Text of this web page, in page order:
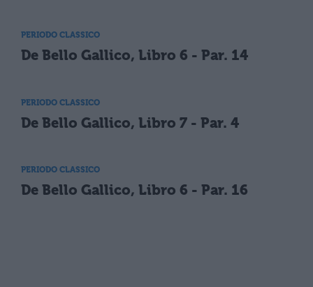
PERIODO CLASSICO
De Bello Gallico, Libro 6 - Par. 14
PERIODO CLASSICO
De Bello Gallico, Libro 7 - Par. 4
PERIODO CLASSICO
De Bello Gallico, Libro 6 - Par. 16